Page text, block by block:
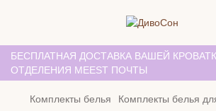
БЕСПЛАТНАЯ ДОСТАВКА ВАШЕЙ
ОТДЕЛЕНИЯ MEEST ПОЧТЫ
Комплекты белья Комплекты белья